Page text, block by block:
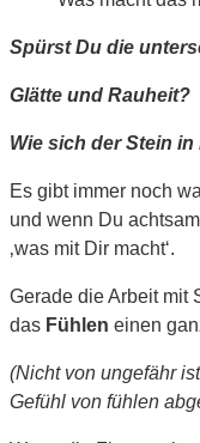
Spürst Du die
Glätte und Rauheit?
Wie sich der Stein
Es gibt immer noch
und wenn Du
‚was mit Dir macht‘.
Gerade die Arbeit mit
das Fühlen einen
(Nicht von ungefähr
Gefühl von fühlen